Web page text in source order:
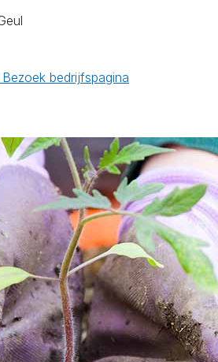
Bezoek bedrijfspagina